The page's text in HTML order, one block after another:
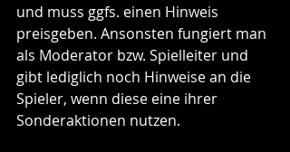
und muss ggfs. einen Hinweis
preisgeben. Ansonsten fungiert man
als Moderator bzw. Spielleiter und
gibt lediglich noch Hinweise an die
Spieler, wenn diese eine ihrer
Sonderaktionen nutzen.